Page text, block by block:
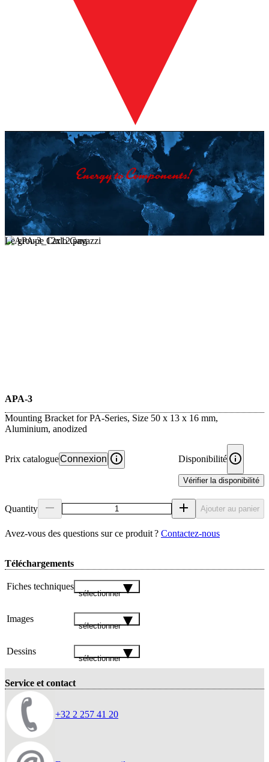
Le groupe Carlo Gavazzi
APA-3
Mounting Bracket for PA-Series, Size 50 x 13 x 16 mm,
Aluminium, anodized
Prix catalogueConnexion Disponibilité
Vérifier la disponibilité
Quantity Ajouter au panier
Avez‑vous des questions sur ce produit ? Contactez‑nous
Téléchargements
Fiches techniques
sélectionner
Images
sélectionner
Dessins
sélectionner
Service et contact
+32 2 257 41 20